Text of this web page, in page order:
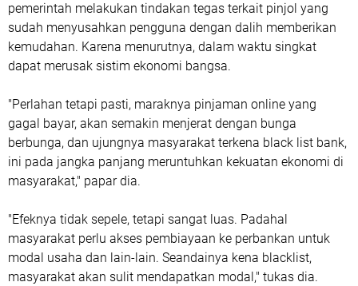
pemerintah melakukan tindakan tegas terkait pinjol yang
sudah menyusahkan pengguna dengan dalih memberikan
kemudahan. Karena menurutnya, dalam waktu singkat
dapat merusak sistim ekonomi bangsa.
"Perlahan tetapi pasti, maraknya pinjaman online yang
gagal bayar, akan semakin menjerat dengan bunga
berbunga, dan ujungnya masyarakat terkena black list bank,
ini pada jangka panjang meruntuhkan kekuatan ekonomi di
masyarakat," papar dia.
"Efeknya tidak sepele, tetapi sangat luas. Padahal
masyarakat perlu akses pembiayaan ke perbankan untuk
modal usaha dan lain-lain. Seandainya kena blacklist,
masyarakat akan sulit mendapatkan modal," tukas dia.